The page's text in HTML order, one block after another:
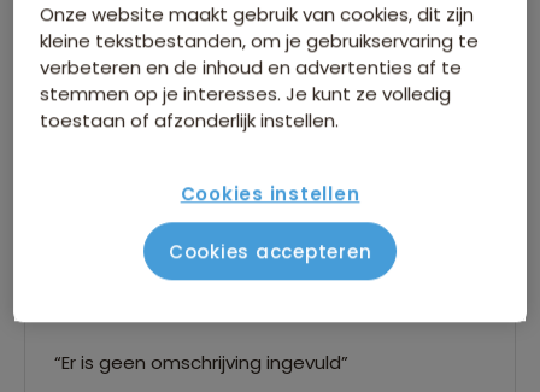
Allison
“Geweldige reis langs meerdere hoogtepunten
in Zuid-Afrika! Ik heb zoveel mogen zien en
richting de stad. Van alles wat!”
03 augustus 2026
“Er is geen omschrijving ingevuld”
Onze website maakt gebruik van cookies, dit zijn
kleine tekstbestanden, om je gebruikservaring te
verbeteren en de inhoud en advertenties af te
stemmen op je interesses. Je kunt ze volledig
toestaan of afzonderlijk instellen.
Cookies instellen
Cookies accepteren